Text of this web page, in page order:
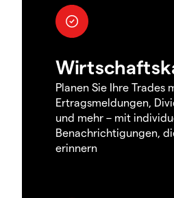
Planen Sie Ihre Trades
Ertragsmeldungen,
und mehr – mit
Benachrichtigungen,
erinnern